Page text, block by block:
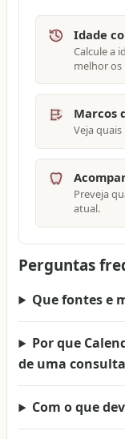
Idade
Calcule a
melhor os
Marcos
Veja
Preveja
atual.
Perguntas
Que fontes e
Por que
de uma
Com o que